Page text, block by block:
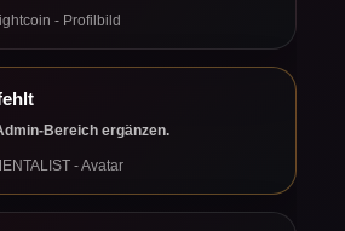
- Profilbild
Bereich ergänzen.
- Avatar